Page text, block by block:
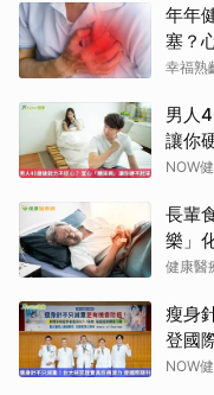
年年
塞？
梗要
幸福熟
男人
讓你
NOW
長輩
樂」
健康醫
瘦身
登國
NOW